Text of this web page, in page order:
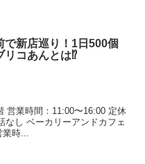
で新店巡り！1日500個
リコあんとは⁉
営業時間：11:00〜16:00 定休
なし ベーカリーアンドカフェ
業時...